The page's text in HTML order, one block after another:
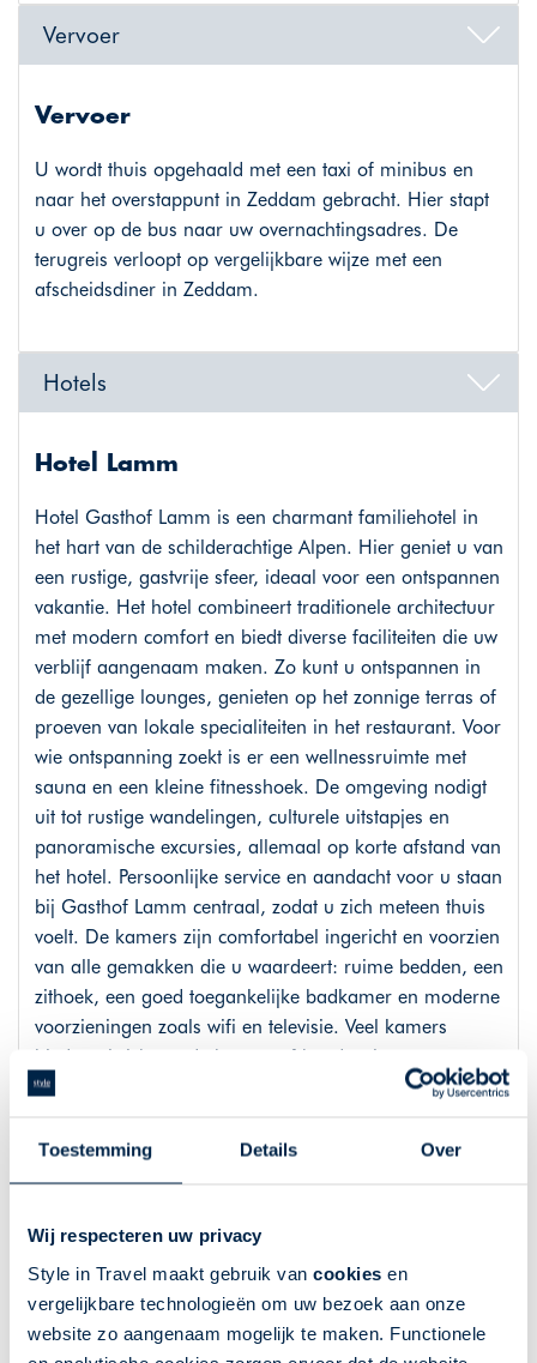
Toestemming Details Over
Wij respecteren uw privacy
Style in Travel maakt gebruik van cookies en
vergelijkbare technologieën om uw bezoek aan onze
website zo aangenaam mogelijk te maken. Functionele
Vervoer
Vervoer
U wordt thuis opgehaald met een taxi of minibus en
naar het overstappunt in Zeddam gebracht. Hier stapt
u over op de bus naar uw overnachtingsadres. De
terugreis verloopt op vergelijkbare wijze met een
afscheidsdiner in Zeddam.
Hotels
Hotel Lamm
Hotel Gasthof Lamm is een charmant familiehotel in
het hart van de schilderachtige Alpen. Hier geniet u van
een rustige, gastvrije sfeer, ideaal voor een ontspannen
vakantie. Het hotel combineert traditionele architectuur
met modern comfort en biedt diverse faciliteiten die uw
verblijf aangenaam maken. Zo kunt u ontspannen in
de gezellige lounges, genieten op het zonnige terras of
proeven van lokale specialiteiten in het restaurant. Voor
wie ontspanning zoekt is er een wellnessruimte met
sauna en een kleine fitnesshoek. De omgeving nodigt
uit tot rustige wandelingen, culturele uitstapjes en
panoramische excursies, allemaal op korte afstand van
het hotel. Persoonlijke service en aandacht voor u staan
bij Gasthof Lamm centraal, zodat u zich meteen thuis
voelt. De kamers zijn comfortabel ingericht en voorzien
van alle gemakken die u waardeert: ruime bedden, een
zithoek, een goed toegankelijke badkamer en moderne
voorzieningen zoals wifi en televisie. Veel kamers
bieden uitzicht op de bergen of het dorpje,
waardoor u elke ochtend wakker wordt met een
Dit is een reis in de categorie Rustig
Deze reis is geschikt voor u als u af en toe steun bij het